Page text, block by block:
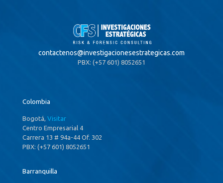
contactenos@investigacionesestrategicas.com
PBX: (+57 601) 8052651
Colombia
Bogotá, Visitar
Centro Empresarial 4
Carrera 13 # 94a-44 Of. 302
PBX: (+57 601) 8052651
Barranquilla